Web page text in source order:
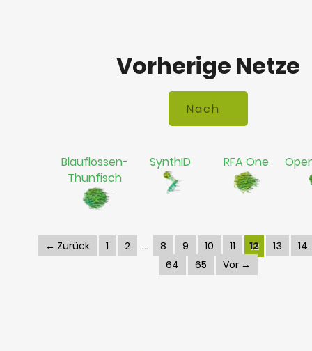
Vorherige Netze
Blauflossen-
Thunfisch
SynthID RFA One
← Zurück 1 2 8 9 10 11 12 13
14
64
65 Vor →